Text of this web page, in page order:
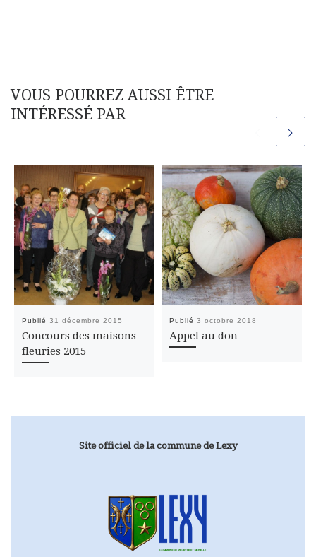
VOUS POURREZ AUSSI ÊTRE
INTÉRESSÉ PAR
Publié 31 décembre 2015
Concours des maisons
fleuries 2015
Publié 3 octobre 2018
Appel au don
Site officiel de la commune de Lexy